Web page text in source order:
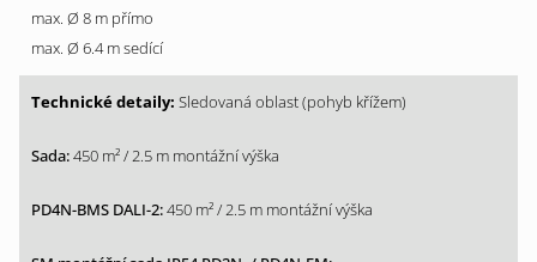
max. Ø 8 m přímo
max. Ø 6.4 m sedící
Sledovaná oblast (pohyb křížem)
450 m² / 2.5 m montážní výška
450 m² / 2.5 m montážní výška